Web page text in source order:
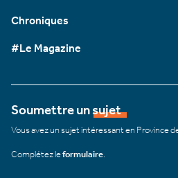
Chroniques
#Le Magazine
Soumettre un sujet
Vous avez un sujet intéressant en Province
Complétez leformulaire